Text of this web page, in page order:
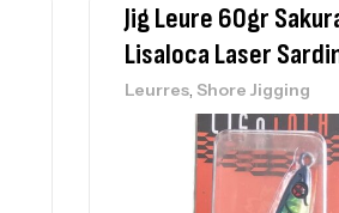
–
Jig Leure 60gr
Lisaloca Laser
Leurres, Shore Jigging